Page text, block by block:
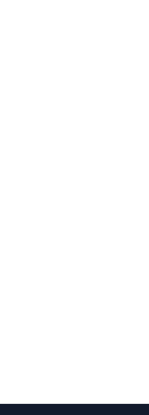
Zubehör und